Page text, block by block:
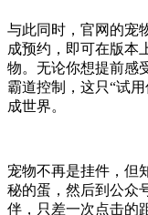
与此同时，官网的宠
成预约，即可在版本
物。无论你想提前感
霸道控制，这只“试
成世界。
宠物不再是挂件，但
秘的蛋，然后到公众
伴，只差一次点击的